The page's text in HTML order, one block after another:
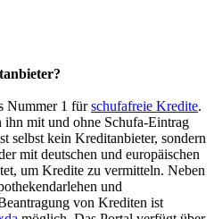
Nummer 1 fürschufafreie Kredite.
ihn mit und ohne Schufa-Eintrag
selbst kein Kreditanbieter, sondern
mit deutschen und europäischen
um Kredite zu vermitteln. Neben
und
von Krediten ist